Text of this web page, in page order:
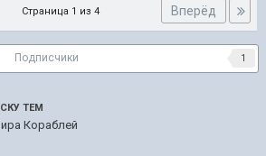
Вперёд
Страница 1 из 4
Подписчики 1
ТЕМ
Кораблей